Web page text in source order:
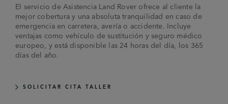
El servicio de Asistencia Land Rover ofrece al cliente la
mejor cobertura y una absoluta tranquilidad en caso de
emergencia en carretera, avería o accidente. Incluye
ventajas como vehículo de sustitución y seguro médico
europeo, y está disponible las 24 horas del día, los 365
días del año.
SOLICITAR CITA TALLER